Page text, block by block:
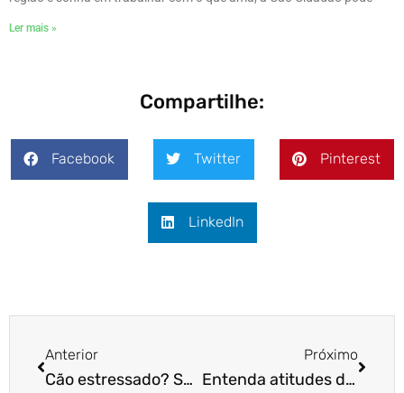
Ler mais »
Compartilhe:
Facebook Twitter Pinterest
LinkedIn
Anterior
Cão estressado? Saiba como lidar com esse problema!
Próximo
Entenda atitudes do cachorro que aparentemente não fazem sentido